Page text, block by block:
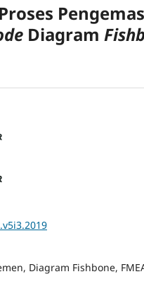
Diagram
Diagram Fishbone,